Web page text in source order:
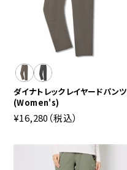
ダイナトレックレイヤードパンツ
(Women's)
¥16,280 （税込）